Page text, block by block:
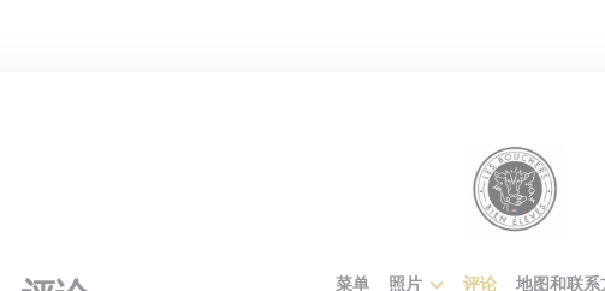
菜单 照片 评论 地图和联系